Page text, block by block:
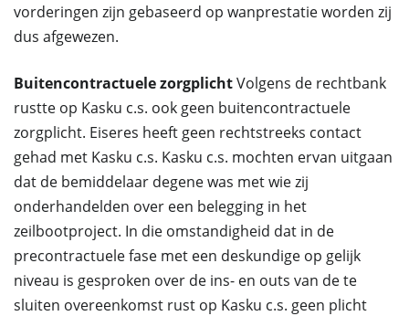
vorderingen zijn gebaseerd op wanprestatie worden zij
dus afgewezen.
Buitencontractuele zorgplichtVolgens de rechtbank
rustte op Kasku c.s. ook geen buitencontractuele
zorgplicht. Eiseres heeft geen rechtstreeks contact
gehad met Kasku c.s. Kasku c.s. mochten ervan uitgaan
dat de bemiddelaar degene was met wie zij
onderhandelden over een belegging in het
zeilbootproject. In die omstandigheid dat in de
precontractuele fase met een deskundige op gelijk
niveau is gesproken over de ins- en outs van de te
sluiten overeenkomst rust op Kasku c.s. geen plicht